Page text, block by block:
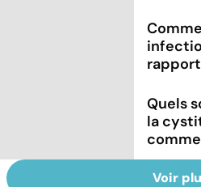
Quels
la
Voir